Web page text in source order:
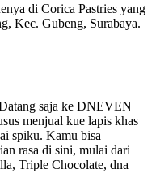
di Corica Pastries yang
Kec. Gubeng, Surabaya.
saja ke DNEVEN
menjual kue lapis khas
spiku. Kamu bisa
rasa di sini, mulai dari
Triple Chocolate, dna